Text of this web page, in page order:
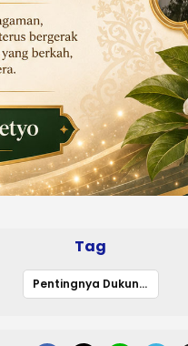
Tag
Pentingnya Dukungan Masyarakat untuk Pembangunan Murung Raya Menuju Mura Emas 2030